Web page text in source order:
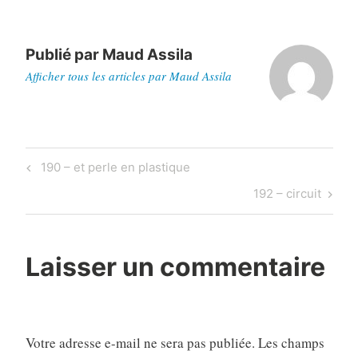
Publié par Maud Assila
Afficher tous les articles par Maud Assila
Navigation
Previous
190 – et perle en plastique
Next
Post
192 – circuit
Laisser un commentaire
Votre adresse e-mail ne sera pas publiée. Les champs